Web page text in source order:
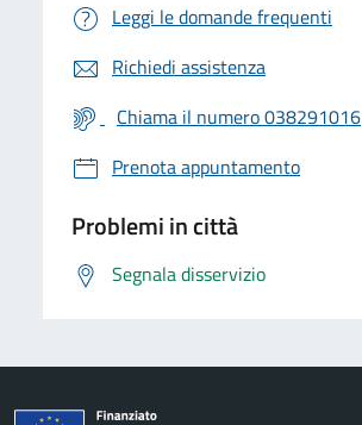
Leggi le domande frequenti
Richiedi assistenza
Chiama il numero 038291016
Prenota appuntamento
Problemi in città
Segnala disservizio